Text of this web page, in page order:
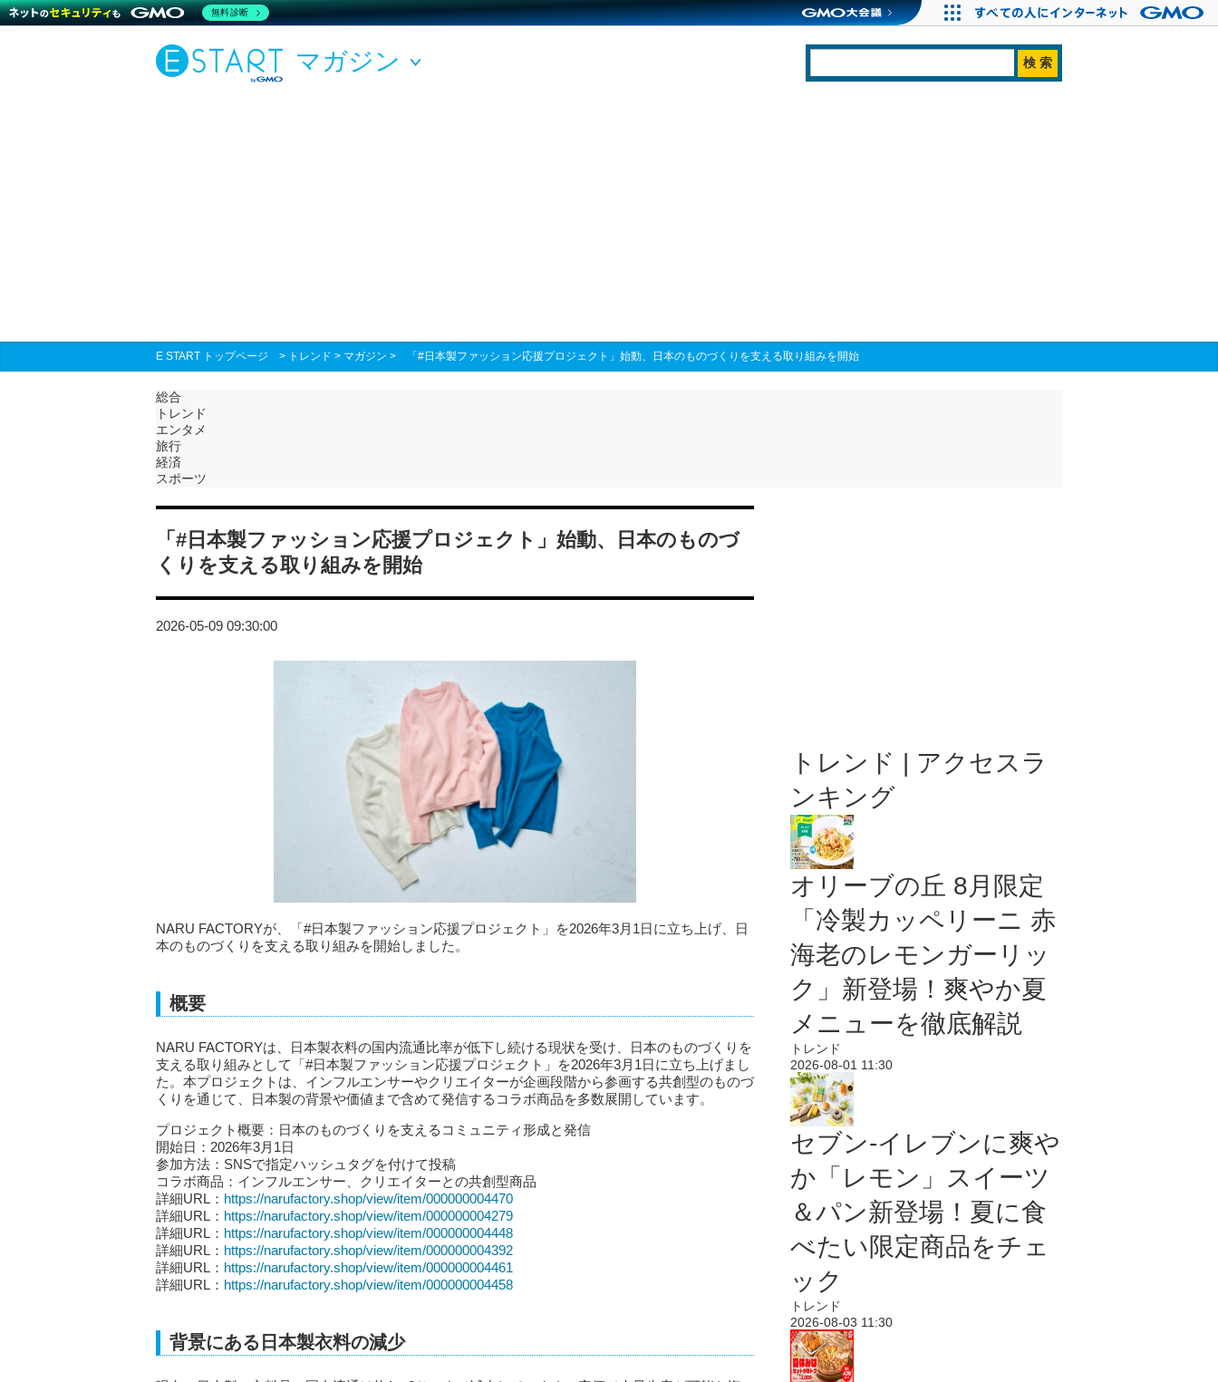
マガジン
E START トップページ > トレンド > マガジン > 「#日本製ファッション応援プロジェクト」始動、日本のものづくりを支える取り組みを開始
総合
トレンド
エンタメ
旅行
経済
スポーツ
「#日本製ファッション応援プロジェクト」始動、日本のものづ
くりを支える取り組みを開始
2026-05-09 09:30:00
NARU FACTORYが、「#日本製ファッション応援プロジェクト」を2026年3月1日に立ち上げ、日
本のものづくりを支える取り組みを開始しました。
概要
NARU FACTORYは、日本製衣料の国内流通比率が低下し続ける現状を受け、日本のものづくりを
支える取り組みとして「#日本製ファッション応援プロジェクト」を2026年3月1日に立ち上げまし
た。本プロジェクトは、インフルエンサーやクリエイターが企画段階から参画する共創型のものづ
くりを通じて、日本製の背景や価値まで含めて発信するコラボ商品を多数展開しています。
プロジェクト概要：日本のものづくりを支えるコミュニティ形成と発信
開始日：2026年3月1日
参加方法：SNSで指定ハッシュタグを付けて投稿
コラボ商品：インフルエンサー、クリエイターとの共創型商品
詳細URL： https://narufactory.shop/view/item/000000004470
詳細URL： https://narufactory.shop/view/item/000000004279
詳細URL： https://narufactory.shop/view/item/000000004448
詳細URL： https://narufactory.shop/view/item/000000004392
詳細URL： https://narufactory.shop/view/item/000000004461
詳細URL： https://narufactory.shop/view/item/000000004458
背景にある日本製衣料の減少
トレンド | アクセスラ
ンキング
オリーブの丘 8月限定
「冷製カッペリーニ 赤
海老のレモンガーリッ
ク」新登場！爽やか夏
メニューを徹底解説
トレンド
2026-08-01 11:30
セブン‐イレブンに爽や
か「レモン」スイーツ
＆パン新登場！夏に食
べたい限定商品をチェ
ック
トレンド
2026-08-03 11:30
無料診断